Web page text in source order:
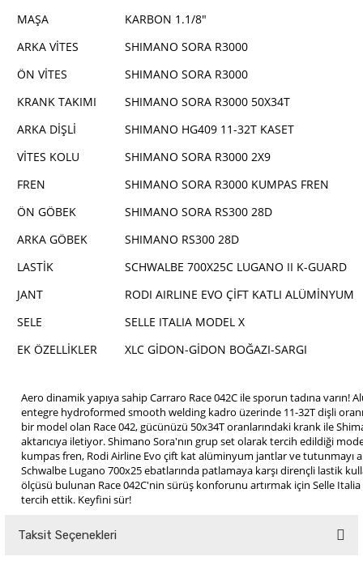
MAŞA
KARBON 1.1/8"
ARKA VİTES
SHIMANO SORA R3000
ÖN VİTES
SHIMANO SORA R3000
KRANK TAKIMI
SHIMANO SORA R3000 50X34T
ARKA DİŞLİ
SHIMANO HG409 11-32T KASET
VİTES KOLU
SHIMANO SORA R3000 2X9
FREN
SHIMANO SORA R3000 KUMPAS FREN
ÖN GÖBEK
SHIMANO SORA RS300 28D
ARKA GÖBEK
SHIMANO RS300 28D
LASTİK
SCHWALBE 700X25C LUGANO II K-GUARD
JANT
RODI AIRLINE EVO ÇİFT KATLI ALÜMİNYUM
SELE
SELLE ITALIA MODEL X
EK ÖZELLİKLER
XLC GİDON-GİDON BOĞAZI-SARGI
Aero dinamik yapıya sahip Carraro Race 042C ile sporun tadına varın!
entegre hydroformed smooth welding kadro üzerinde 11-32T dişli
bir model olan Race 042, gücünüzü 50x34T oranlarındaki krank ile
aktarıcıya iletiyor. Shimano Sora'nın grup set olarak tercih edildiği
kumpas fren, Rodi Airline Evo çift kat alüminyum jantlar ve tutunmayı
Schwalbe Lugano 700x25 ebatlarında patlamaya karşı dirençli lastik
ölçüsü bulunan Race 042C'nin sürüş konforunu artırmak için Selle
tercih ettik. Keyfini sür!
Taksit Seçenekleri